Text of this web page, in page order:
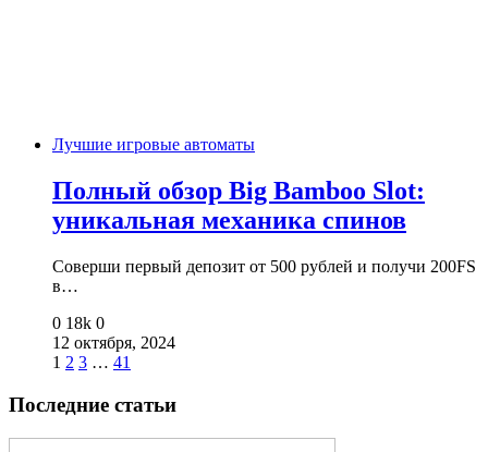
Лучшие игровые автоматы
Полный обзор Big Bamboo Slot:
уникальная механика спинов
Соверши первый депозит от 500 рублей и получи 200FS
в…
0 18k 0
12 октября, 2024
1 2 3 … 41
Последние статьи